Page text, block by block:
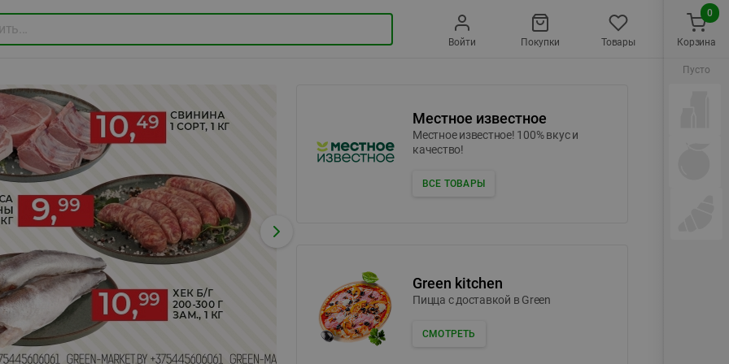
Войти Покупки Товары
Местное известное
Местное известное! 100% вкус и
качество!
ВСЕ ТОВАРЫ
Green kitchen
Пицца c доставкой в Green
СМОТРЕТЬ
Корзина
0
Пусто